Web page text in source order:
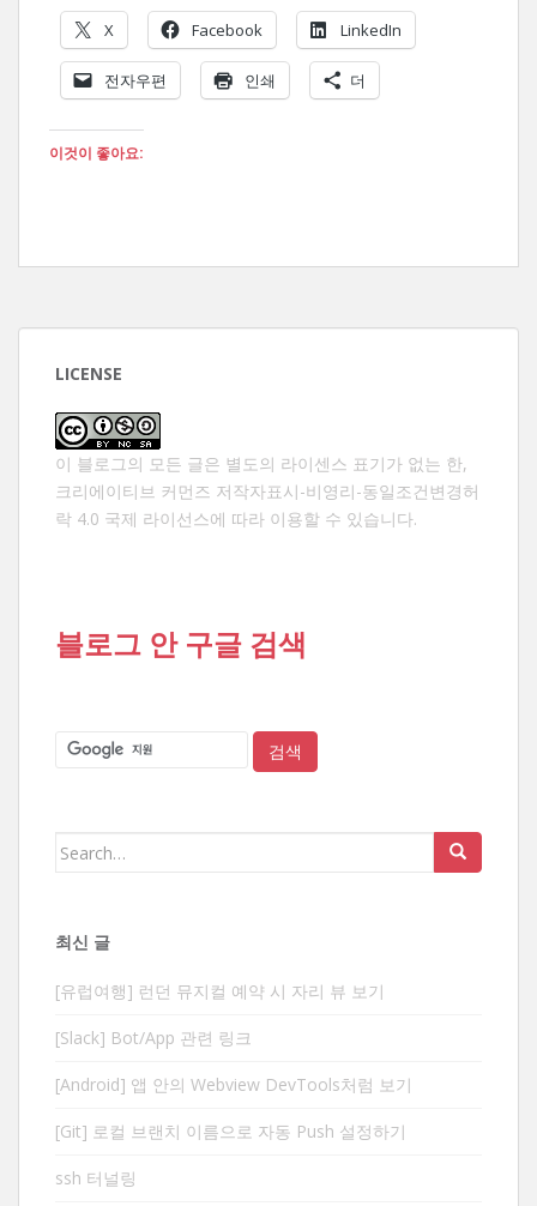
X Facebook LinkedIn
전자우편 인쇄 더
이것이 좋아요:
LICENSE
이 블로그의 모든 글은 별도의 라이센스 표기가 없는 한,
크리에이티브 커먼즈 저작자표시-비영리-동일조건변경허
락 4.0 국제 라이선스에 따라 이용할 수 있습니다.
블로그 안 구글 검색
Search
최신 글
[유럽여행] 런던 뮤지컬 예약 시 자리 뷰 보기
[Slack] Bot/App 관련 링크
[Android] 앱 안의 Webview DevTools처럼 보기
[Git] 로컬 브랜치 이름으로 자동 Push 설정하기
ssh 터널링